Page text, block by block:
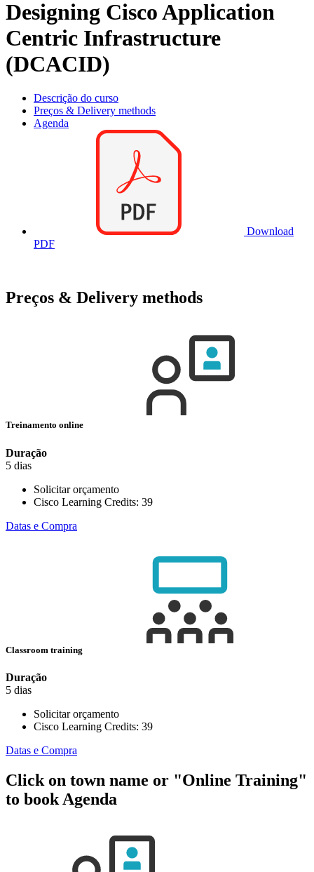
Designing Cisco Application
Centric Infrastructure
(DCACID)
Descrição do curso
Preços & Delivery methods
Agenda
Download
PDF
Preços & Delivery methods
Treinamento online
Duração
5 dias
Solicitar orçamento
Cisco Learning Credits: 39
Datas e Compra
Classroom training
Duração
5 dias
Solicitar orçamento
Cisco Learning Credits: 39
Datas e Compra
Click on town name or "Online Training"
to book Agenda